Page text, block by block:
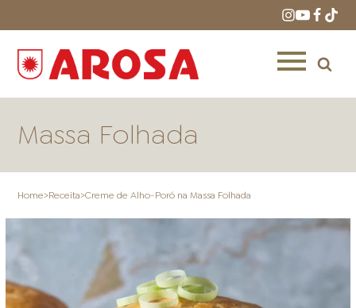
Massa Folhada
Home>Receita>Creme de Alho-Poró na Massa Folhada